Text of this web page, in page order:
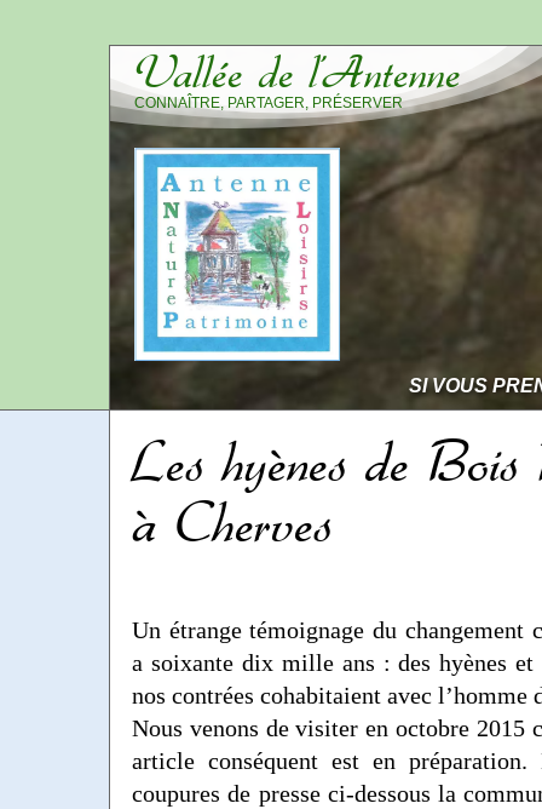
Vallée de l’Antenne
CONNAÎTRE, PARTAGER, PRÉSERVER
SI VOUS
Les hyènes de Bois
à Cherves
Un étrange témoignage du changement
a soixante dix mille ans : des hyènes et
nos contrées cohabitaient avec l’homme
Nous venons de visiter en octobre 2015
article conséquent est en préparation.
coupures de presse ci-dessous la